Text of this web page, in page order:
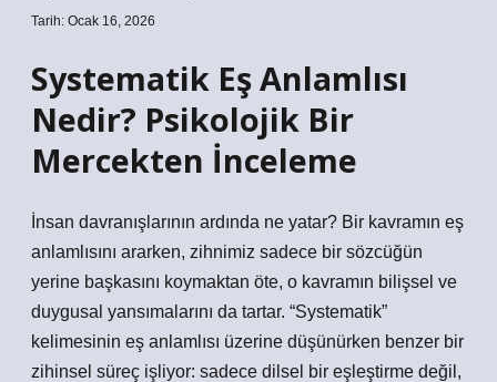
Tarih: Ocak 16, 2026
Systematik Eş Anlamlısı
Nedir? Psikolojik Bir
Mercekten İnceleme
İnsan davranışlarının ardında ne yatar? Bir kavramın eş
anlamlısını ararken, zihnimiz sadece bir sözcüğün
yerine başkasını koymaktan öte, o kavramın bilişsel ve
duygusal yansımalarını da tartar. “Systematik”
kelimesinin eş anlamlısı üzerine düşünürken benzer bir
zihinsel süreç işliyor: sadece dilsel bir eşleştirme değil,